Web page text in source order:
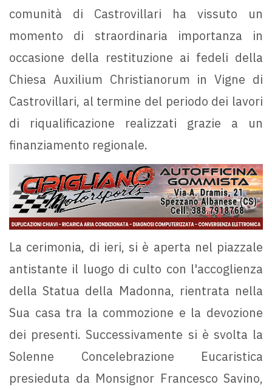
comunità di Castrovillari ha vissuto un
momento di straordinaria importanza in
occasione della restituzione ai fedeli della
Chiesa Auxilium Christianorum in Vigne di
Castrovillari, al termine del periodo dei lavori
di riqualificazione realizzati grazie a un
finanziamento regionale.
La cerimonia, di ieri, si è aperta nel piazzale
antistante il luogo di culto con l'accoglienza
della Statua della Madonna, rientrata nella
Sua casa tra la commozione e la devozione
dei presenti. Successivamente si è svolta la
Solenne Concelebrazione Eucaristica
presieduta da Monsignor Francesco Savino,